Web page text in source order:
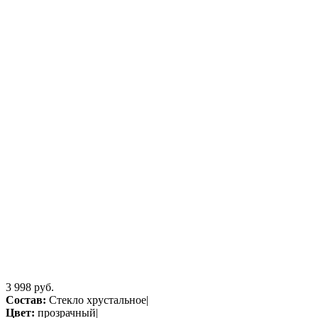
3 998 руб.
Состав: Стекло хрустальное|
Цвет: прозрачный|